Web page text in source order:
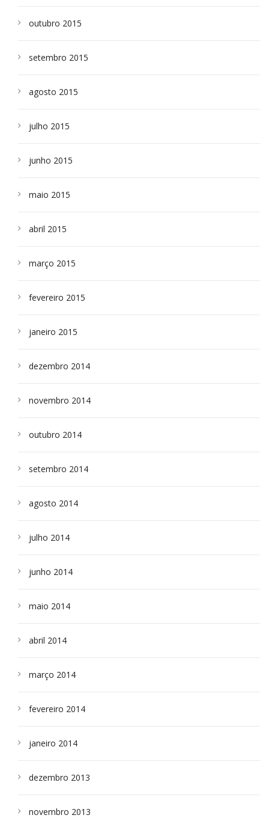
outubro 2015
setembro 2015
agosto 2015
julho 2015
junho 2015
maio 2015
abril 2015
março 2015
fevereiro 2015
janeiro 2015
dezembro 2014
novembro 2014
outubro 2014
setembro 2014
agosto 2014
julho 2014
junho 2014
maio 2014
abril 2014
março 2014
fevereiro 2014
janeiro 2014
dezembro 2013
novembro 2013